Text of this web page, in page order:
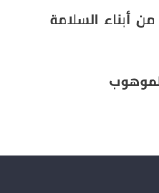
أبناء السلامة